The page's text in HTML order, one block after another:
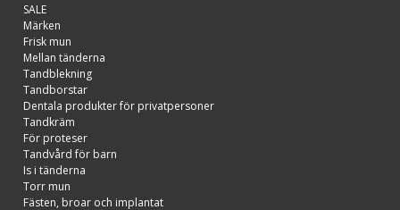
SALE
Märken
Frisk mun
Mellan tänderna
Tandblekning
Tandborstar
Dentala produkter för privatpersoner
Tandkräm
För proteser
Tandvård för barn
Is i tänderna
Torr mun
Fästen, broar och implantat